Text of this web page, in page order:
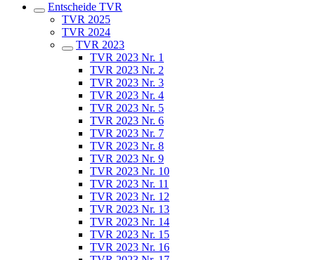
Entscheide TVR
TVR 2025
TVR 2024
TVR 2023
TVR 2023 Nr. 1
TVR 2023 Nr. 2
TVR 2023 Nr. 3
TVR 2023 Nr. 4
TVR 2023 Nr. 5
TVR 2023 Nr. 6
TVR 2023 Nr. 7
TVR 2023 Nr. 8
TVR 2023 Nr. 9
TVR 2023 Nr. 10
TVR 2023 Nr. 11
TVR 2023 Nr. 12
TVR 2023 Nr. 13
TVR 2023 Nr. 14
TVR 2023 Nr. 15
TVR 2023 Nr. 16